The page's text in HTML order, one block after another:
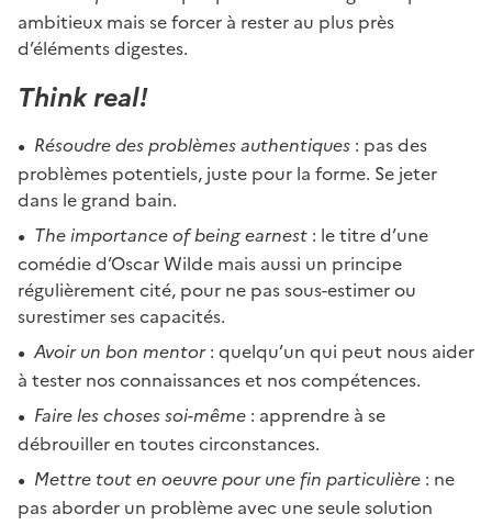
ambitieux mais se forcer à rester au plus près
d’éléments digestes.
Think real!
Résoudre des problèmes authentiques : pas des
problèmes potentiels, juste pour la forme. Se jeter
dans le grand bain.
The importance of being earnest : le titre d’une
comédie d’Oscar Wilde mais aussi un principe
régulièrement cité, pour ne pas sous-estimer ou
surestimer ses capacités.
Avoir un bon mentor: quelqu’un qui peut nous aider
à tester nos connaissances et nos compétences.
Faire les choses soi-même : apprendre à se
débrouiller en toutes circonstances.
Mettre tout en oeuvre pour une fin particulière : ne
pas aborder un problème avec une seule solution